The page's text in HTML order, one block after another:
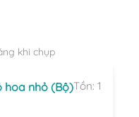
khi chụp
hoa nhỏ (Bộ)Tồn: 1